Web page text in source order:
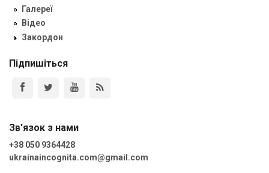
Галереї
Відео
Закордон
Підпишіться
Зв'язок з нами
+38 050 9364428
ukrainaincognita.com@gmail.com